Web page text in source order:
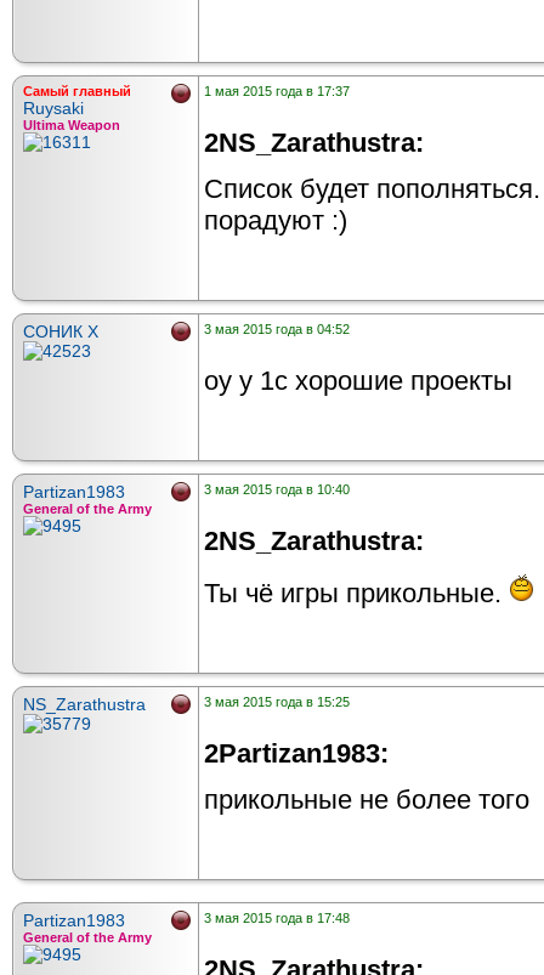
Самый главный
Ruysaki
Ultima Weapon
1 мая 2015 года в 17:37
2NS_Zarathustra:
Список будет
порадуют :)
СОНИК X 3 мая 2015 года в 04:52
оу у 1с хорошие проекты
Partizan1983
General of the Army
3 мая 2015 года в 10:40
2NS_Zarathustra:
Ты чё игры прикольные.
NS_Zarathustra 3 мая 2015 года в 15:25
2Partizan1983:
прикольные не более того
Partizan1983
General of the Army
3 мая 2015 года в 17:48